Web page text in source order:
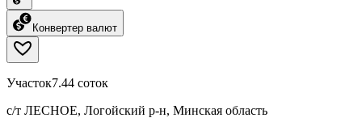
Конвертер валют
Участок7.44 соток
с/т ЛЕСНОЕ, Логойский р-н, Минская область